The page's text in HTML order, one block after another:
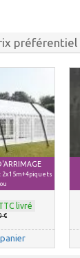
préférentiel
2x15m+4piquets
livré
€